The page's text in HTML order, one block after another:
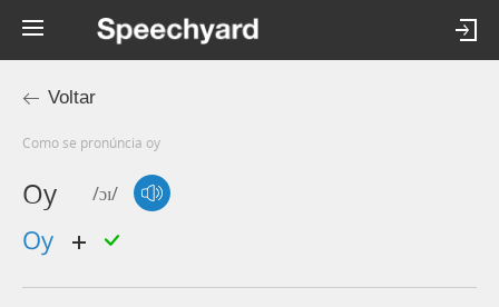
Voltar
Como se pronúncia oy
Oy /ɔɪ/
oy